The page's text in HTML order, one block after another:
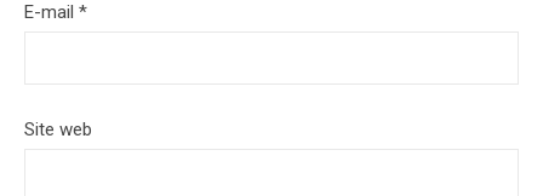
E-mail *
Site web